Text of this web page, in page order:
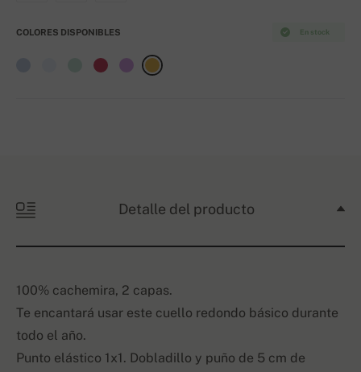
En stock
COLORES DISPONIBLES
Detalle del producto
100% cachemira, 2 capas.
Te encantará usar este cuello redondo básico durante
todo el año.
Punto elástico 1x1. Dobladillo y puño de 5 cm de